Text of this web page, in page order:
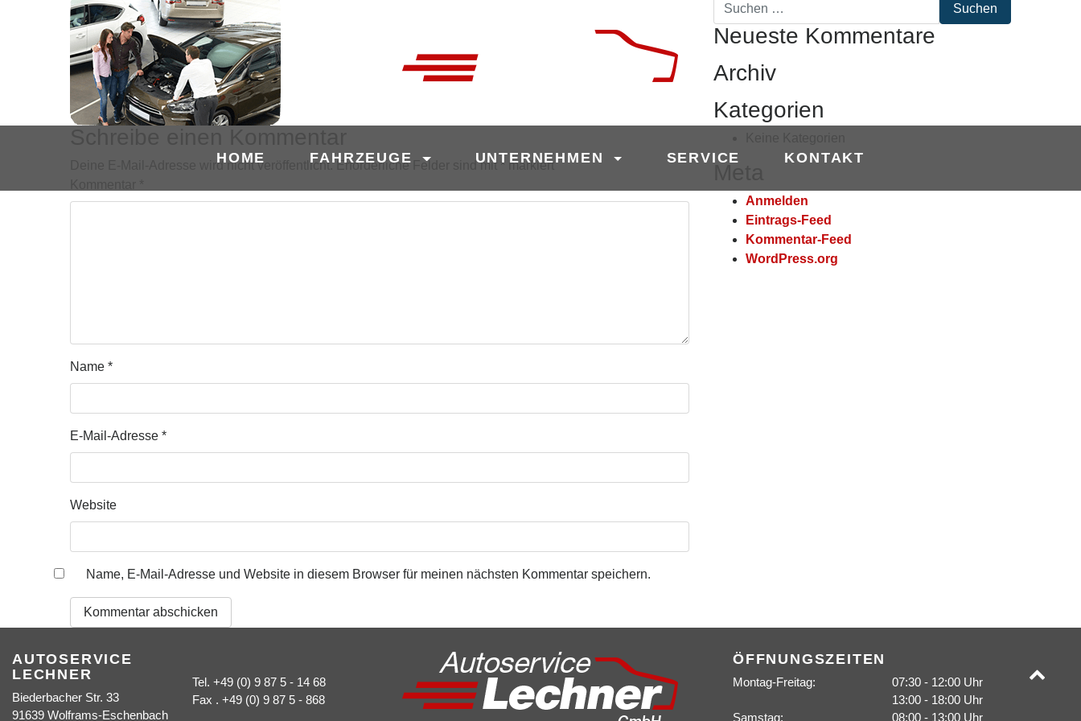
HOME FAHRZEUGE UNTERNEHMEN SERVICE KONTAKT
Deine E-Mail-Adresse wird nicht veröffentlicht. Erforderliche Felder sind mit * markiert
Name *
E-Mail-Adresse *
Website
Name, E-Mail-Adresse und Website in diesem Browser für meinen nächsten Kommentar speichern.
nach:
Neueste Kommentare
Archiv
Kategorien
Anmelden
Eintrags-Feed
Kommentar-Feed
WordPress.org
AUTOSERVICE
LECHNER
Biederbacher Str. 33
91639 Wolframs-Eschenbach
Tel. +49 (0) 9 87 5 - 14 68
Fax . +49 (0) 9 87 5 - 868
ÖFFNUNGSZEITEN
Montag-Freitag:
07:30 - 12:00 Uhr
13:00 - 18:00 Uhr
Samstag:
08:00 - 13:00 Uhr